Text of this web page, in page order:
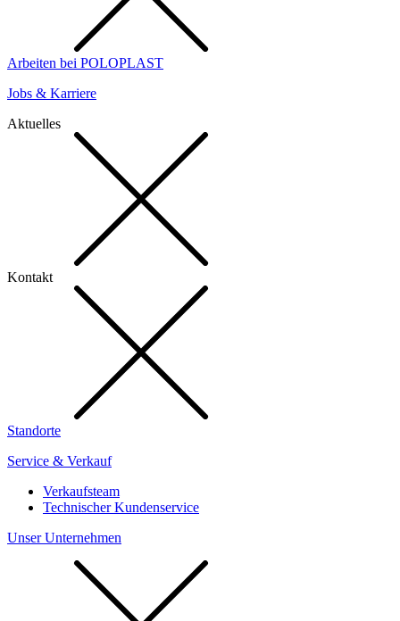
Arbeiten bei POLOPLAST
Jobs & Karriere
Aktuelles
Kontakt
Standorte
Service & Verkauf
Verkaufsteam
Technischer Kundenservice
Unser Unternehmen